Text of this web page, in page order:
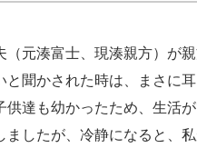
元湊富士、現湊親方）が
と聞かされた時は、まさに
達も幼かったため、生活
ましたが、冷静になると、